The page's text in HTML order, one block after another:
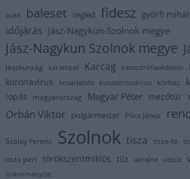
autó baleset cegléd fidesz györfi
időjárás Jász-Nagykun-Szolnok megye
Jász-Nagykun Szolnok megye
Jászkunság karambol Karcag katasztrófavédelem
koronavírus kosárlabda kunszentmárton kórház
lopás magyarország Magyar Péter mezőtúr
Orbán Viktor polgármester Pócs János
Szalay Ferenc Szolnok tisza tisza-tó
tisza part törökszentmiklós tűz ukrajna vasút
önkormányzat